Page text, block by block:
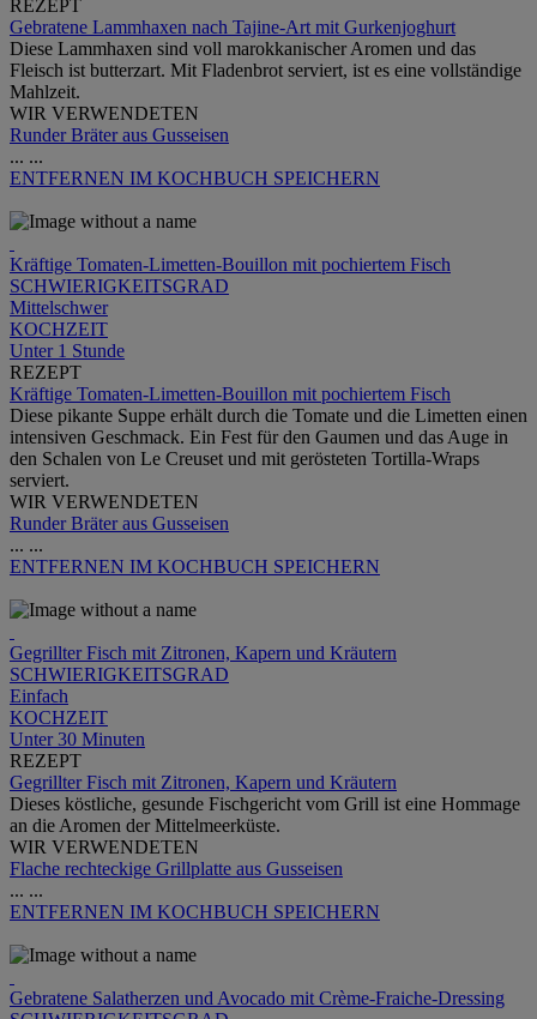
REZEPT
Gebratene Lammhaxen nach Tajine-Art mit Gurkenjoghurt
Diese Lammhaxen sind voll marokkanischer Aromen und das
Fleisch ist butterzart. Mit Fladenbrot serviert, ist es eine vollständige
Mahlzeit.
WIR VERWENDETEN
Runder Bräter aus Gusseisen
... ...
ENTFERNEN IM KOCHBUCH SPEICHERN
Kräftige Tomaten-Limetten-Bouillon mit pochiertem Fisch
SCHWIERIGKEITSGRAD
Mittelschwer
KOCHZEIT
Unter 1 Stunde
REZEPT
Kräftige Tomaten-Limetten-Bouillon mit pochiertem Fisch
Diese pikante Suppe erhält durch die Tomate und die Limetten einen
intensiven Geschmack. Ein Fest für den Gaumen und das Auge in
den Schalen von Le Creuset und mit gerösteten Tortilla-Wraps
serviert.
WIR VERWENDETEN
Runder Bräter aus Gusseisen
... ...
ENTFERNEN IM KOCHBUCH SPEICHERN
Gegrillter Fisch mit Zitronen, Kapern und Kräutern
SCHWIERIGKEITSGRAD
Einfach
KOCHZEIT
Unter 30 Minuten
REZEPT
Gegrillter Fisch mit Zitronen, Kapern und Kräutern
Dieses köstliche, gesunde Fischgericht vom Grill ist eine Hommage
an die Aromen der Mittelmeerküste.
WIR VERWENDETEN
Flache rechteckige Grillplatte aus Gusseisen
... ...
ENTFERNEN IM KOCHBUCH SPEICHERN
Gebratene Salatherzen und Avocado mit Crème-Fraiche-Dressing